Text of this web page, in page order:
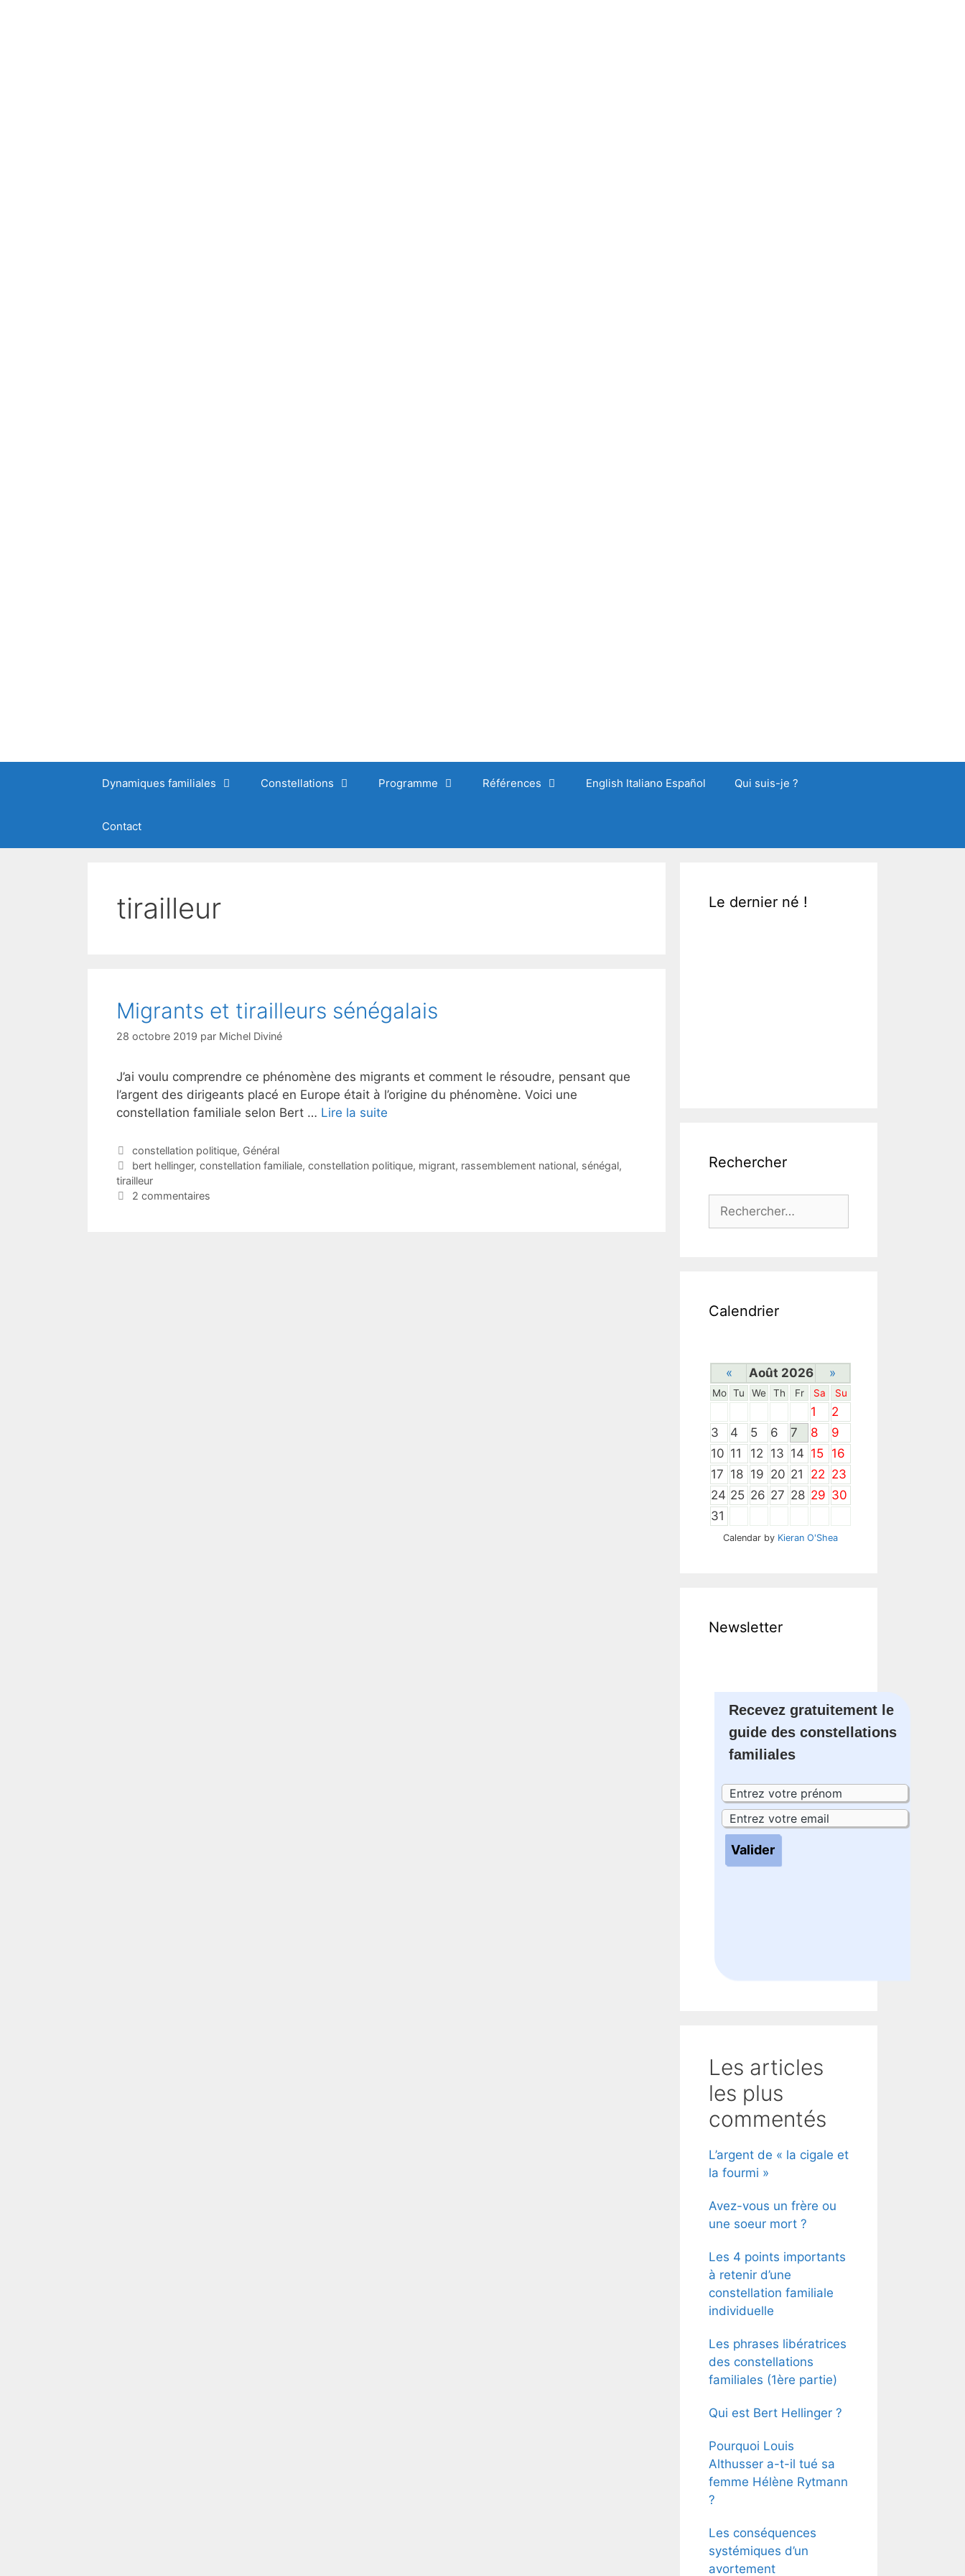
Dynamiques familiales Constellations Programme Références English Italiano Español Qui suis-je ?
Contact
tirailleur
Migrants et tirailleurs sénégalais
28 octobre 2019 par Michel Diviné
J’ai voulu comprendre ce phénomène des migrants et comment le résoudre, pensant que
l’argent des dirigeants placé en Europe était à l’origine du phénomène. Voici une
constellation familiale selon Bert … Lire la suite
Catégories
constellation politique, Général
Étiquettes
bert hellinger, constellation familiale, constellation politique, migrant, rassemblement national, sénégal,
tirailleur
2 commentaires
Le dernier né !
Rechercher
Rechercher :
Calendrier
« Août 2026 »
Mo Tu We Th Fr Sa Su
1
2
3
4 5 6 7 8
9
10 11 12 13 14 15 16
17 18 19 20 21 22 23
24 25 26 27 28 29 30
31
Calendar by Kieran O'Shea
Newsletter
Recevez gratuitement le
guide des constellations
familiales
Les articles
les plus
commentés
L’argent de « la cigale et
la fourmi »
Avez-vous un frère ou
une soeur mort ?
Les 4 points importants
à retenir d’une
constellation familiale
individuelle
Les phrases libératrices
des constellations
familiales (1ère partie)
Qui est Bert Hellinger ?
Pourquoi Louis
Althusser a-t-il tué sa
femme Hélène Rytmann
?
Les conséquences
systémiques d’un
avortement